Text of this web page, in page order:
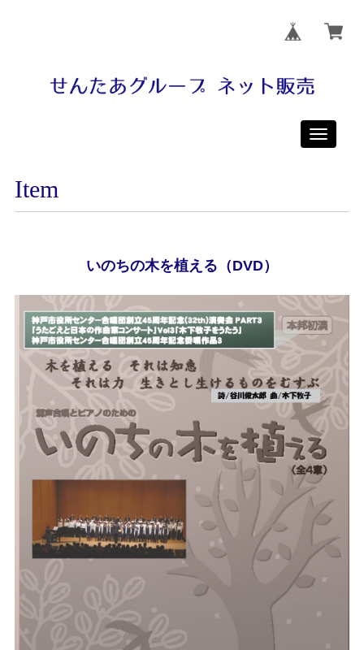
Toggle
Item
いのちの木を植える（DVD）